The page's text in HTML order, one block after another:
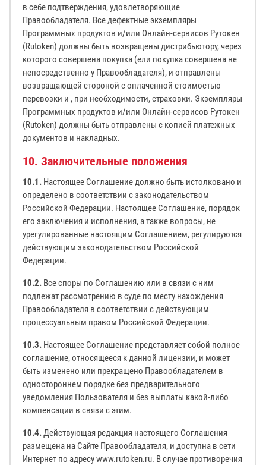
в себе подтверждения, удовлетворяющие
Правообладателя. Все дефектные экземпляры
Программных продуктов и/или Онлайн-сервисов Рутокен
(Rutoken) должны быть возвращены дистрибьютору, через
которого совершена покупка (ели покупка совершена не
непосредственно у Правообладателя), и отправлены
возвращающей стороной с оплаченной стоимостью
перевозки и , при необходимости, страховки. Экземпляры
Программных продуктов и/или Онлайн-сервисов Рутокен
(Rutoken) должны быть отправлены с копией платежных
документов и накладных.
10. Заключительные положения
10.1. Настоящее Соглашение должно быть истолковано и
определено в соответствии с законодательством
Российской Федерации. Настоящее Соглашение, порядок
его заключения и исполнения, а также вопросы, не
урегулированные настоящим Соглашением, регулируются
действующим законодательством Российской
Федерации.
10.2. Все споры по Соглашению или в связи с ним
подлежат рассмотрению в суде по месту нахождения
Правообладателя в соответствии с действующим
процессуальным правом Российской Федерации.
10.3. Настоящее Соглашение представляет собой полное
соглашение, относящееся к данной лицензии, и может
быть изменено или прекращено Правообладателем в
одностороннем порядке без предварительного
уведомления Пользователя и без выплаты какой-либо
компенсации в связи с этим.
10.4.Действующая редакция настоящего Соглашения
размещена на Сайте Правообладателя, и доступна в сети
Интернет по адресу www.rutoken.ru. В случае противоречия